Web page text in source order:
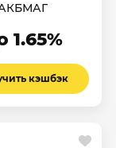
1.65%
кэшбэк